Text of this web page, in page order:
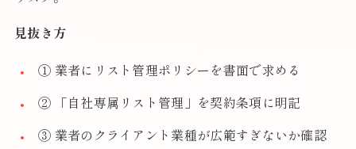
見抜き方
① 業者にリスト管理ポリシーを書面で求める
② 「自社専属リスト管理」を契約条項に明記
③ 業者のクライアント業種が広範すぎないか確認